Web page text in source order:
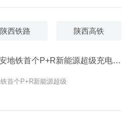
陕西铁路 陕西高铁
快充自由！西安地铁首个P+R新能源超级充电站开业试运营
首个P+R新能源超级